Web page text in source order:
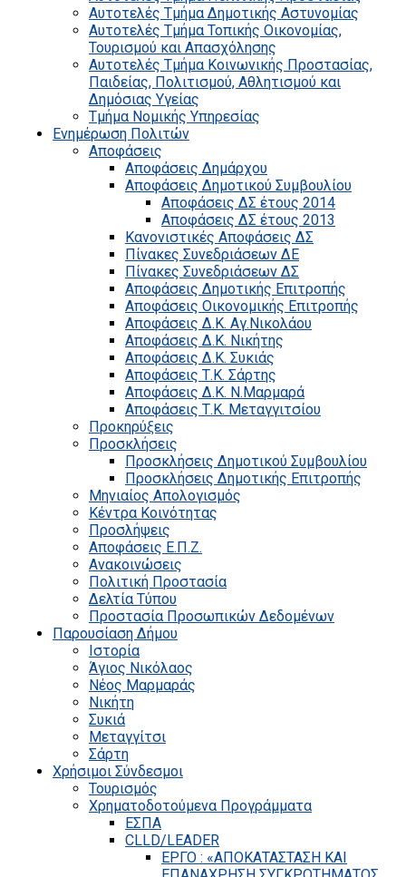
Αυτοτελές Τμήμα Δημοτικής Αστυνομίας
Αυτοτελές Τμήμα Τοπικής Οικονομίας,
Τουρισμού και Απασχόλησης
Αυτοτελές Τμήμα Κοινωνικής Προστασίας,
Παιδείας, Πολιτισμού, Αθλητισμού και
Δημόσιας Υγείας
Τμήμα Νομικής Υπηρεσίας
Ενημέρωση Πολιτών
Αποφάσεις
Αποφάσεις Δημάρχου
Αποφάσεις Δημοτικού Συμβουλίου
Αποφάσεις ΔΣ έτους 2014
Αποφάσεις ΔΣ έτους 2013
Κανονιστικές Αποφάσεις ΔΣ
Πίνακες Συνεδριάσεων ΔΕ
Πίνακες Συνεδριάσεων ΔΣ
Αποφάσεις Δημοτικής Επιτροπής
Αποφάσεις Οικονομικής Επιτροπής
Αποφάσεις Δ.Κ. Αγ.Νικολάου
Αποφάσεις Δ.Κ. Νικήτης
Αποφάσεις Δ.Κ. Συκιάς
Αποφάσεις Τ.Κ. Σάρτης
Αποφάσεις Δ.Κ. Ν.Μαρμαρά
Αποφάσεις Τ.Κ. Μεταγγιτσίου
Προκηρύξεις
Προσκλήσεις
Προσκλήσεις Δημοτικού Συμβουλίου
Προσκλήσεις Δημοτικής Επιτροπής
Μηνιαίος Απολογισμός
Κέντρα Κοινότητας
Προσλήψεις
Αποφάσεις Ε.Π.Ζ.
Ανακοινώσεις
Πολιτική Προστασία
Δελτία Τύπου
Προστασία Προσωπικών Δεδομένων
Παρουσίαση Δήμου
Ιστορία
Άγιος Νικόλαος
Νέος Μαρμαράς
Νικήτη
Συκιά
Μεταγγίτσι
Σάρτη
Χρήσιμοι Σύνδεσμοι
Τουρισμός
Χρηματοδοτούμενα Προγράμματα
ΕΣΠΑ
CLLD/LEADER
ΕΡΓΟ : «ΑΠΟΚΑΤΑΣΤΑΣΗ ΚΑΙ